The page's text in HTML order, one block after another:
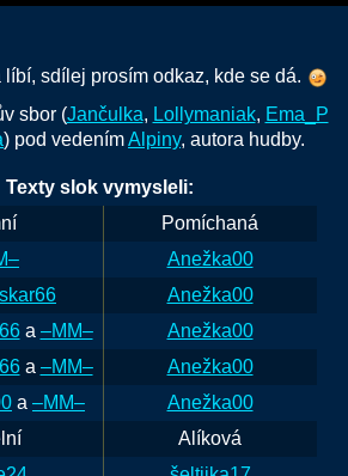
líbí,sdílej prosím odkaz, kde se dá.
sbor (Jančulka, Lollymaniak, Ema_P
) pod vedenímAlpiny, autora hudby.
Texty slok vymysleli:
Pomíchaná
Anežka00
Anežka00
a –MM–
Anežka00
a –MM–
Anežka00
a –MM–
Anežka00
Alíková